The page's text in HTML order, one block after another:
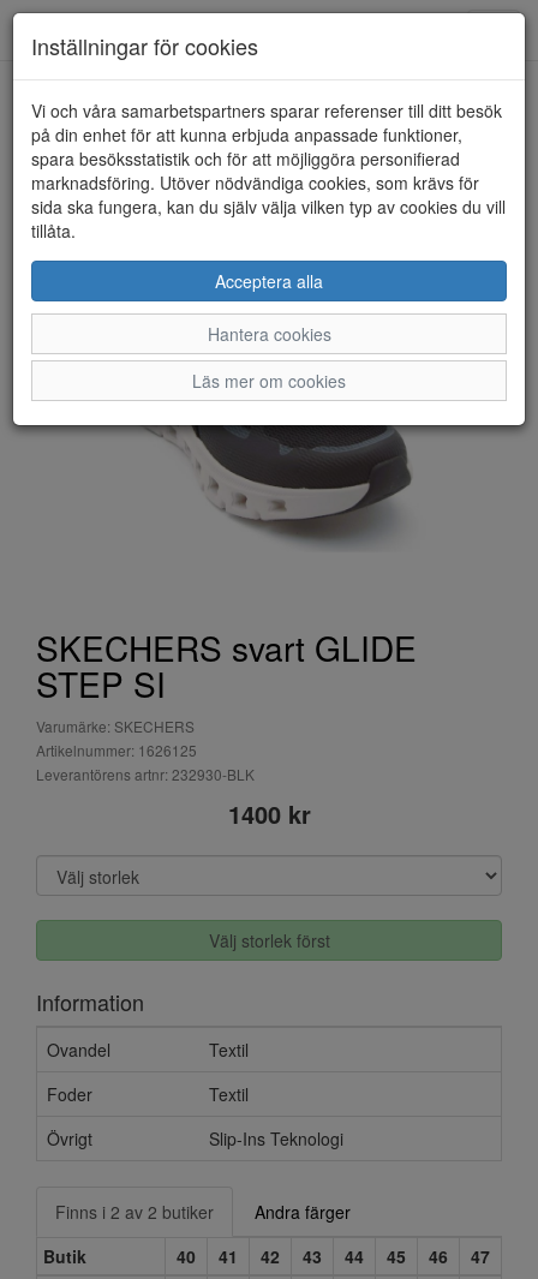
HEM SKECHERS
SKECHERS svart GLIDE
STEP SI
Varumärke: SKECHERS
Artikelnummer: 1626125
Leverantörens artnr: 232930-BLK
1400 kr
Välj storlek först
Information
Ovandel
Textil
Foder
Textil
Övrigt
Slip-Ins Teknologi
Finns i 2 av 2 butiker
Andra färger
Butik
40 41 42 43 44 45 46
47
Inställningar för cookies
Vi och våra samarbetspartners sparar referenser till ditt besök
på din enhet för att kunna erbjuda anpassade funktioner,
spara besöksstatistik och för att möjliggöra personifierad
marknadsföring. Utöver nödvändiga cookies, som krävs för
sida ska fungera, kan du själv välja vilken typ av cookies du vill
tillåta.
Acceptera alla
Hantera cookies
Läs mer om cookies